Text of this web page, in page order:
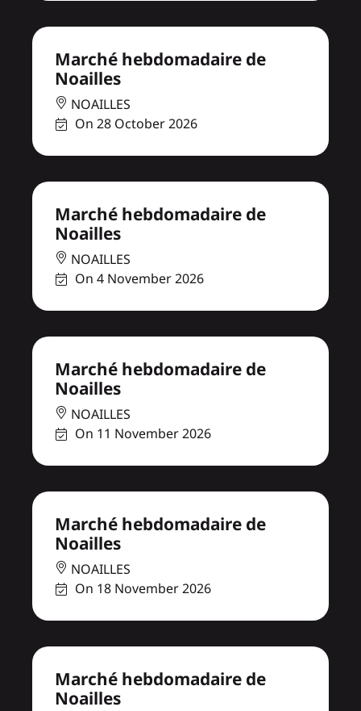
Marché hebdomadaire de
Noailles
NOAILLES
On 28 October 2026
Marché hebdomadaire de
Noailles
NOAILLES
On 4 November 2026
Marché hebdomadaire de
Noailles
NOAILLES
On 11 November 2026
Marché hebdomadaire de
Noailles
NOAILLES
On 18 November 2026
Marché hebdomadaire de
Noailles